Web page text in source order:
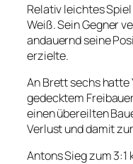
Relativ leichtes
Weiß. Sein Gegner
andauernd seine
erzielte.
An Brett sechs hatte
gedecktem
einen übereilten
Verlust und damit
Antons Sieg zum